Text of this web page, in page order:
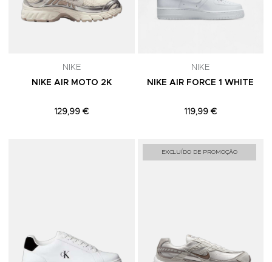
NIKE
NIKE AIR MOTO 2K
129,99 €
NIKE
NIKE AIR FORCE 1 WHITE
119,99 €
Adicionar aos Favoritos
EXCLUÍDO DE PROMOÇÃO